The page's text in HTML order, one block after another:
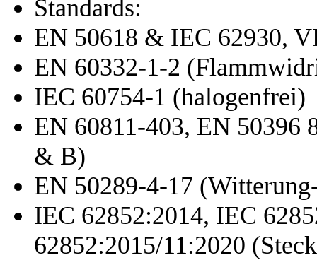
Standards:
EN 50618 & IEC 62930,
EN 60332-1-2
IEC 60754-1 (halogenfrei)
EN 60811-403, EN 50396
& B)
EN 50289-4-17
IEC 62852:2014, IEC
62852:2015/11:2020